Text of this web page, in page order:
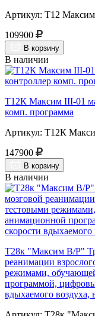
Артикул: Т12
109900
В корзину
В наличии
Т12К Максим III-01
комп. программа
Артикул: Т12К
147900
В корзину
В наличии
Т28к "Максим В/Р"
реанимации
режимами,
программой,
вдыхаемого воздуха,